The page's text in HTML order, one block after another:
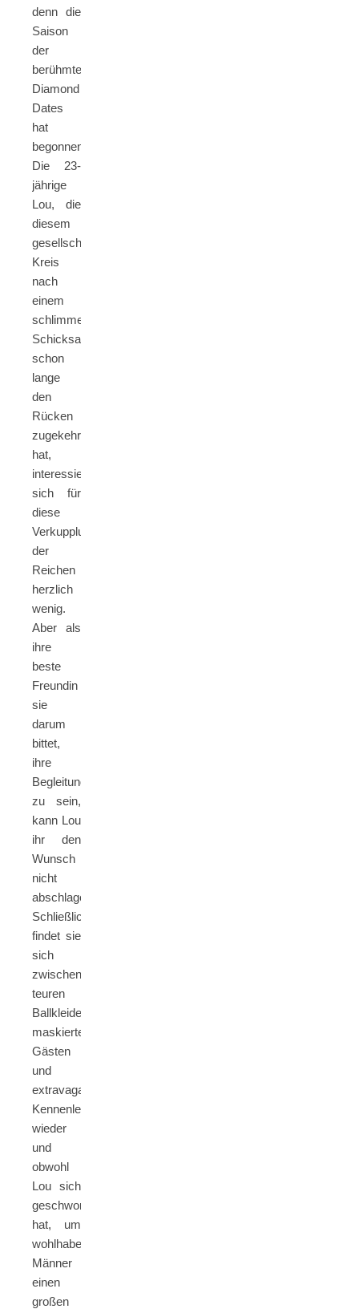
denn die
Saison
der
berühmten
Diamond
Dates
hat
begonnen.
Die 23-
jährige
Lou, die
diesem
gesellschaftlichen
Kreis
nach
einem
schlimmen
Schicksalsschlag
schon
lange
den
Rücken
zugekehrt
hat,
interessiert
sich für
diese
Verkupplungsveranstaltungen
der
Reichen
herzlich
wenig.
Aber als
ihre
beste
Freundin
sie
darum
bittet,
ihre
Begleitung
zu sein,
kann Lou
ihr den
Wunsch
nicht
abschlagen.
Schließlich
findet sie
sich
zwischen
teuren
Ballkleidern,
maskierten
Gästen
und
extravaganten
Kennenlernspielen
wieder
und
obwohl
Lou sich
geschworen
hat, um
wohlhabende
Männer
einen
großen